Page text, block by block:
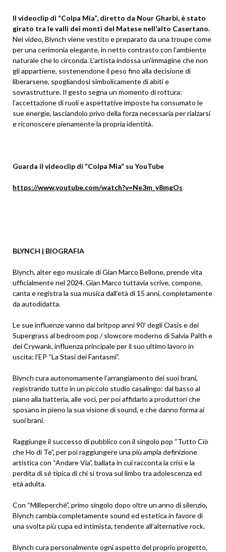
Il videoclip di “Colpa Mia”, diretto da Nour Gharbi, è stato
girato tra le valli dei monti del Matese nell’alto Casertano.
Nel video, Blynch viene vestito e preparato da una troupe come
per una cerimonia elegante, in netto contrasto con l’ambiente
naturale che lo circonda. L’artista indossa un’immagine che non
gli appartiene, sostenendone il peso fino alla decisione di
liberarsene, spogliandosi simbolicamente di abiti e
sovrastrutture. Il gesto segna un momento di rottura:
l’accettazione di ruoli e aspettative imposte ha consumato le
sue energie, lasciandolo privo della forza necessaria per rialzarsi
e riconoscere pienamente la propria identità.
Guarda il videoclip di “Colpa Mia” su YouTube
https://www.youtube.com/watch?v=Ne3m_y8mgOs
BLYNCH | BIOGRAFIA
Blynch, alter ego musicale di Gian Marco Bellone, prende vita
ufficialmente nel 2024. Gian Marco tuttavia scrive, compone,
canta e registra la sua musica dall’età di 15 anni, completamente
da autodidatta.
Le sue influenze vanno dal britpop anni 90’ degli Oasis e dei
Supergrass al bedroom pop / slowcore moderno di Salvia Palth e
dei Crywank, influenza principale per il suo ultimo lavoro in
uscita: l’EP “La Stasi dei Fantasmi”.
Blynch cura autonomamente l’arrangiamento dei suoi brani,
registrando tutto in un piccolo studio casalingo: dal basso al
piano alla batteria, alle voci, per poi affidarlo a produttori che
sposano in pieno la sua visione di sound, e che danno forma ai
suoi brani.
Raggiunge il successo di pubblico con il singolo pop “Tutto Ciò
che Ho di Te”, per poi raggiungere una più ampia definizione
artistica con “Andare Via”, ballata in cui racconta la crisi e la
perdita di sé tipica di chi si trova sul limbo tra adolescenza ed
età adulta.
Con “Milleperché”, primo singolo dopo oltre un anno di silenzio,
Blynch cambia completamente sound ed estetica in favore di
una svolta più cupa ed intimista, tendente all’alternative rock.
Blynch cura personalmente ogni aspetto del proprio progetto,